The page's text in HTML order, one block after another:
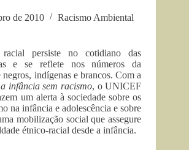
de 2010 Racismo Ambiental
persiste no cotidiano das
e se reflete nos números da
negros, indígenas e brancos. Com a
infância sem racismo, o UNICEF
um alerta à sociedade sobre os
na infância e adolescência e sobre
mobilização social que assegure
étnico-racial desde a infância.